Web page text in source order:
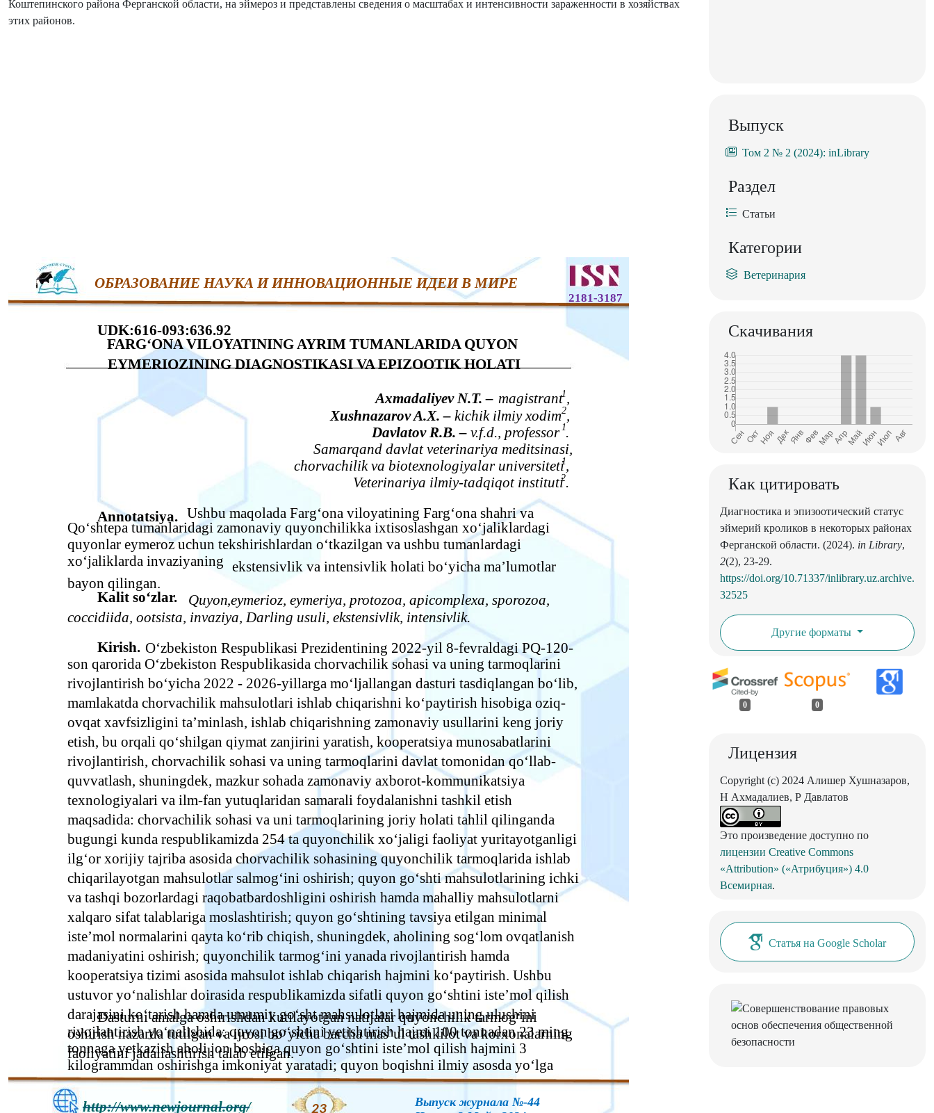
Коштепинского района Ферганской области, на эймероз и представлены сведения о масштабах и интенсивности зараженности в хозяйствах
этих районов.
ОБРАЗОВАНИЕ НАУКА И ИННОВАЦИОННЫЕ ИДЕИ В МИРЕ
http://www.newjournal.org/
Выпуск журнала №-44
23
2181-3187
UDK:616-093:636.92
FARG‘ONA VILOYATINING AYRIM TUMANLARIDA QUYON
EYMERIOZINING DIAGNOSTIKASI VA EPIZOOTIK HOLATI
Axmadaliyev N.T. – magistrant1,
Xushnazarov A.X. – kichik ilmiy xodim2,
Davlatov R.B. – v.f.d., professor 1.
Samarqand davlat veterinariya meditsinasi,
chorvachilik va biotexnologiyalar universiteti1,
Veterinariya ilmiy-tadqiqot instituti2.
Annotatsiya. Ushbu maqolada Farg‘ona viloyatining Farg‘ona shahri va
Qo‘shtepa tumanlaridagi zamonaviy quyonchilikka ixtisoslashgan xo‘jaliklardagi
quyonlar eymeroz uchun tekshirishlardan o‘tkazilgan va ushbu tumanlardagi
xo‘jaliklarda invaziyaning ekstensivlik va intensivlik holati bo‘yicha ma’lumotlar
bayon qilingan.
Kalit so‘zlar.
Quyon,eymerioz, eymeriya, protozoa, apicomplexa, sporozoa,
coccidiida, ootsista, invaziya, Darling usuli, ekstensivlik, intensivlik.
Kirish. O‘zbekiston Respublikasi Prezidentining 2022-yil 8-fevraldagi PQ-120-
son qarorida O‘zbekiston Respublikasida chorvachilik sohasi va uning tarmoqlarini
rivojlantirish bo‘yicha 2022 - 2026-yillarga mo‘ljallangan dasturi tasdiqlangan bo‘lib,
mamlakatda chorvachilik mahsulotlari ishlab chiqarishni ko‘paytirish hisobiga oziq-
ovqat xavfsizligini ta’minlash, ishlab chiqarishning zamonaviy usullarini keng joriy
etish, bu orqali qo‘shilgan qiymat zanjirini yaratish, kooperatsiya munosabatlarini
rivojlantirish, chorvachilik sohasi va uning tarmoqlarini davlat tomonidan qo‘llab-
quvvatlash, shuningdek, mazkur sohada zamonaviy axborot-kommunikatsiya
texnologiyalari va ilm-fan yutuqlaridan samarali foydalanishni tashkil etish
maqsadida: chorvachilik sohasi va uni tarmoqlarining joriy holati tahlil qilinganda
bugungi kunda respublikamizda 254 ta quyonchilik xo‘jaligi faoliyat yuritayotganligi
ilg‘or xorijiy tajriba asosida chorvachilik sohasining quyonchilik tarmoqlarida ishlab
chiqarilayotgan mahsulotlar salmog‘ini oshirish; quyon go‘shti mahsulotlarining ichki
va tashqi bozorlardagi raqobatbardoshligini oshirish hamda mahalliy mahsulotlarni
xalqaro sifat talablariga moslashtirish; quyon go‘shtining tavsiya etilgan minimal
iste’mol normalarini qayta ko‘rib chiqish, shuningdek, aholining sog‘lom ovqatlanish
madaniyatini oshirish; quyonchilik tarmog‘ini yanada rivojlantirish hamda
kooperatsiya tizimi asosida mahsulot ishlab chiqarish hajmini ko‘paytirish. Ushbu
ustuvor yo‘nalishlar doirasida respublikamizda sifatli quyon go‘shtini iste’mol qilish
darajasini ko‘tarish hamda umumiy go‘sht mahsulotlari hajmida uning ulushini
oshirish nazarda tutilgan va ijrosi bo‘yicha barcha mas’ul tashkilot va korxonalarning
faoliyatini jadallashtirish talab etilgan.
Dasturni amalga oshirishdan kutilayotgan natijalar quyonchilik tarmog‘ini
rivojlantirish yo‘nalishida: quyon go‘shtini yetishtirish hajmi 100 tonnadan 23 ming
tonnaga yetkazish aholi jon boshiga quyon go‘shtini iste’mol qilish hajmini 3
kilogrammdan oshirishga imkoniyat yaratadi; quyon boqishni ilmiy asosda yo‘lga
Выпуск
Том 2 № 2 (2024): inLibrary
Раздел
Статьи
Категории
Ветеринария
Скачивания
Как цитировать
Диагностика и эпизоотический статус
эймерий кроликов в некоторых районах
Ферганской области. (2024). in Library,
2(2), 23-29.
https://doi.org/10.71337/inlibrary.uz.archive.
32525
Другие форматы
0 0
Лицензия
Copyright (c) 2024 Алишер Хушназаров,
Н Ахмадалиев, Р Давлатов
Это произведение доступно по
лицензии Creative Commons
«Attribution» («Атрибуция») 4.0
Всемирная.
Статья на Google Scholar